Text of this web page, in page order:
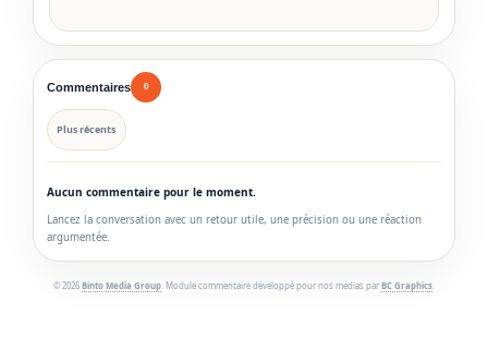
Commentaires 0
Plus récents
Aucun commentaire pour le moment.
Lancez la conversation avec un retour utile, une précision ou une réaction
argumentée.
© 2026 Binto Media Group . Module commentaire développé pour nos médias par BC Graphics